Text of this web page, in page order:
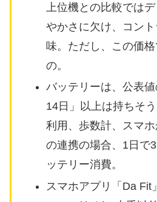
上位機との比較では
やかさに欠け、コン
味。ただし、この価
の。
バッテリーは、公表
14日」以上は持ちそ
利用、歩数計、スマ
の連携の場合、1日で
ッテリー消費。
スマホアプリ「Da Fit